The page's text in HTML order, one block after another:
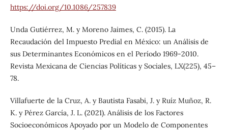
https://doi.org/10.1086/257839
Unda Gutiérrez, M. y Moreno Jaimes, C. (2015). La
Recaudación del Impuesto Predial en México: un Análisis de
sus Determinantes Económicos en el Período 1969-2010.
Revista Mexicana de Ciencias Políticas y Sociales, LX(225), 45–
78.
Villafuerte de la Cruz, A. y Bautista Fasabi, J. y Ruíz Muñoz, R.
K. y Pérez García, J. L. (2021). Análisis de los Factores
Socioeconómicos Apoyado por un Modelo de Componentes